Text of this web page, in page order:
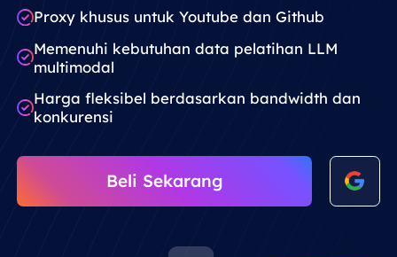
Proxy khusus untuk Youtube dan Github
Memenuhi kebutuhan data pelatihan LLM
multimodal
Harga fleksibel berdasarkan bandwidth dan
konkurensi
Beli Sekarang